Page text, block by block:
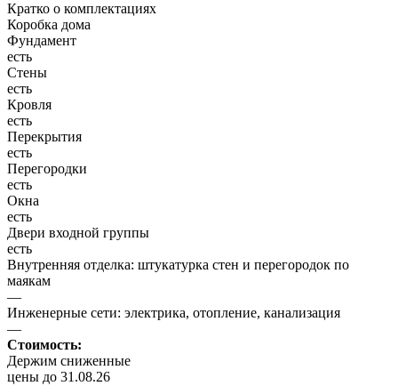
Кратко о комплектациях
Коробка дома
Фундамент
есть
Стены
есть
Кровля
есть
Перекрытия
есть
Перегородки
есть
Окна
есть
Двери входной группы
есть
Внутренняя отделка: штукатурка стен и перегородок по
маякам
—
Инженерные сети: электрика, отопление, канализация
—
Стоимость:
Держим сниженные
цены до 31.08.26